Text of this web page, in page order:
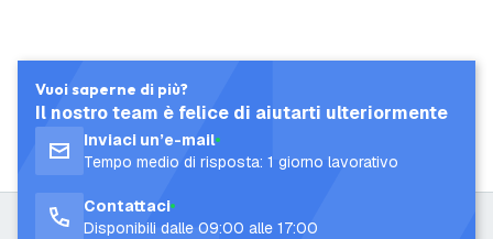
Vuoi saperne di più?
Il nostro team è felice di aiutarti ulteriormente
Inviaci un’e-mail
Tempo medio di risposta: 1 giorno lavorativo
Contattaci
Disponibili dalle 09:00 alle 17:00